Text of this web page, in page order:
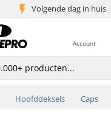
Volgende dag in huis
5+ mln. klanten
Account
Hoofddeksels Caps